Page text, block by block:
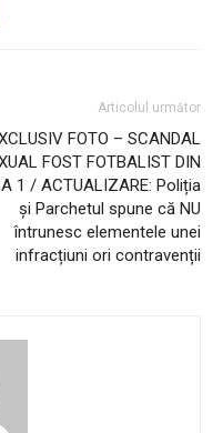
Articolul următor
FOTO – SCANDAL
FOST FOTBALIST DIN
1 / ACTUALIZARE: Poliția
și Parchetul spune că NU
întrunesc elementele unei
infracțiuni ori contravenții